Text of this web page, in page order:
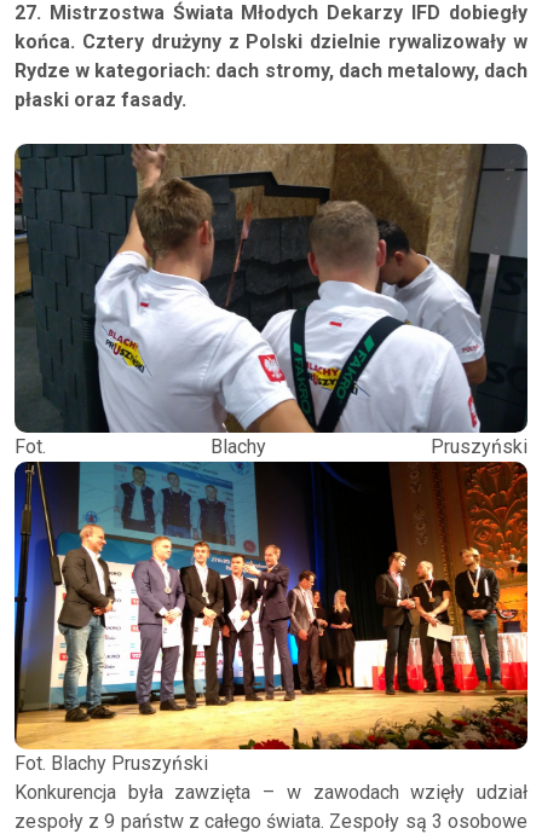
27. Mistrzostwa Świata Młodych Dekarzy IFD dobiegły
końca. Cztery drużyny z Polski dzielnie rywalizowały w
Rydze w kategoriach: dach stromy, dach metalowy, dach
płaski oraz fasady.
Fot. Blachy Pruszyński
Fot. Blachy Pruszyński
Konkurencja była zawzięta – w zawodach wzięły udział
zespoły z 9 państw z całego świata. Zespoły są 3 osobowe